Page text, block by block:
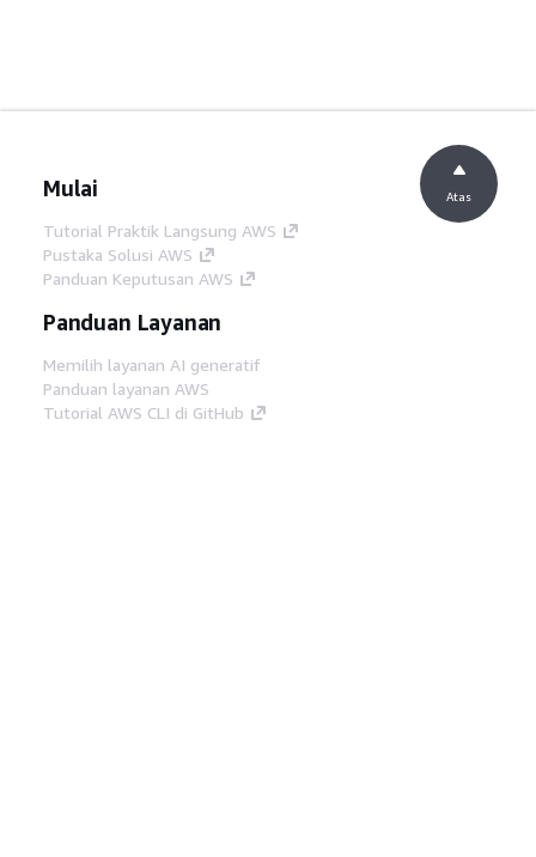
Mulai
Tutorial Praktik Langsung AWS
Pustaka Solusi AWS
Panduan Keputusan AWS
Panduan Layanan
Memilih layanan AI generatif
Panduan layanan AWS
Tutorial AWS CLI di GitHub
Atas